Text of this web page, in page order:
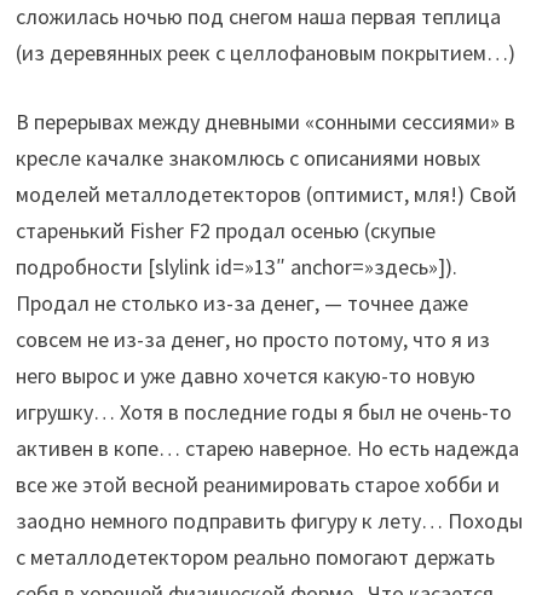
сложилась ночью под снегом наша первая теплица
(из деревянных реек с целлофановым покрытием…)
В перерывах между дневными «сонными сессиями» в
кресле качалке знакомлюсь с описаниями новых
моделей металлодетекторов (оптимист, мля!) Свой
старенький Fisher F2 продал осенью (скупые
подробности [slylink id=»13″ anchor=»здесь»]).
Продал не столько из-за денег, — точнее даже
совсем не из-за денег, но просто потому, что я из
него вырос и уже давно хочется какую-то новую
игрушку… Хотя в последние годы я был не очень-то
активен в копе… старею наверное. Но есть надежда
все же этой весной реанимировать старое хобби и
заодно немного подправить фигуру к лету… Походы
с металлодетектором реально помогают держать